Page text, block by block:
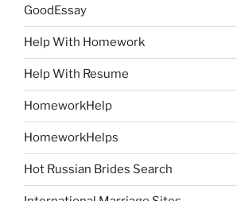
GoodEssay
Help With Homework
Help With Resume
HomeworkHelp
HomeworkHelps
Hot Russian Brides Search